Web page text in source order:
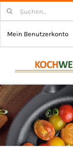
Zum
Inhalt
springen
Suchen
nach:
Mein Benutzerkonto